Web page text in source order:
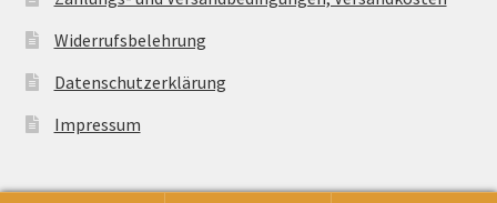
Widerrufsbelehrung
Datenschutzerklärung
Impressum